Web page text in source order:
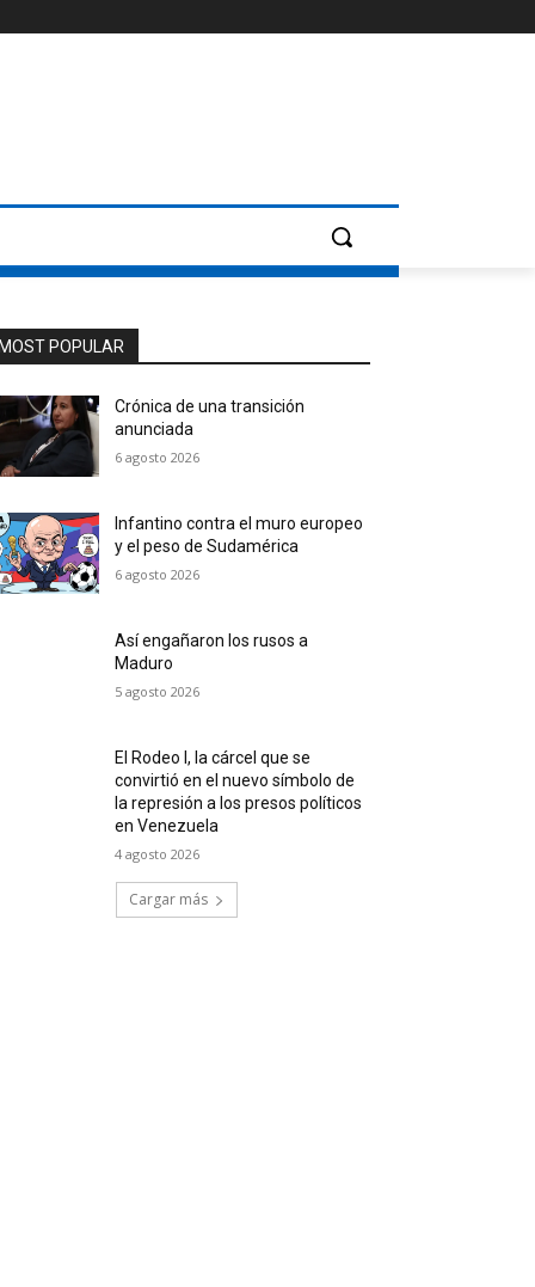
POPULAR
Crónica de una transición
anunciada
6 agosto 2026
Infantino contra el muro europeo
y el peso de Sudamérica
6 agosto 2026
Así engañaron los rusos a
Maduro
5 agosto 2026
El Rodeo I, la cárcel que se
convirtió en el nuevo símbolo de
la represión a los presos políticos
en Venezuela
4 agosto 2026
Cargar más